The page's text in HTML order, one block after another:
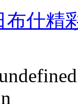
布什精